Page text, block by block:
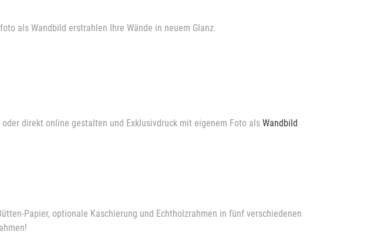
als Wandbild erstrahlen Ihre Wände in neuem Glanz.
oder direkt online gestalten und Exklusivdruck mit eigenem Foto als Wandbild
Papier, optionale Kaschierung und Echtholzrahmen in fünf verschiedenen